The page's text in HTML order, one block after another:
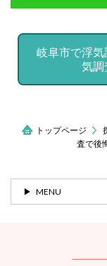
岐阜市で浮
気調
トップページ
査で後
MENU